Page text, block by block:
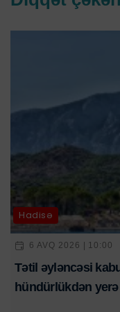
Hadisə
6 AVQ 2026 | 10:00
Tətil əyləncəsi
hündürlükdən